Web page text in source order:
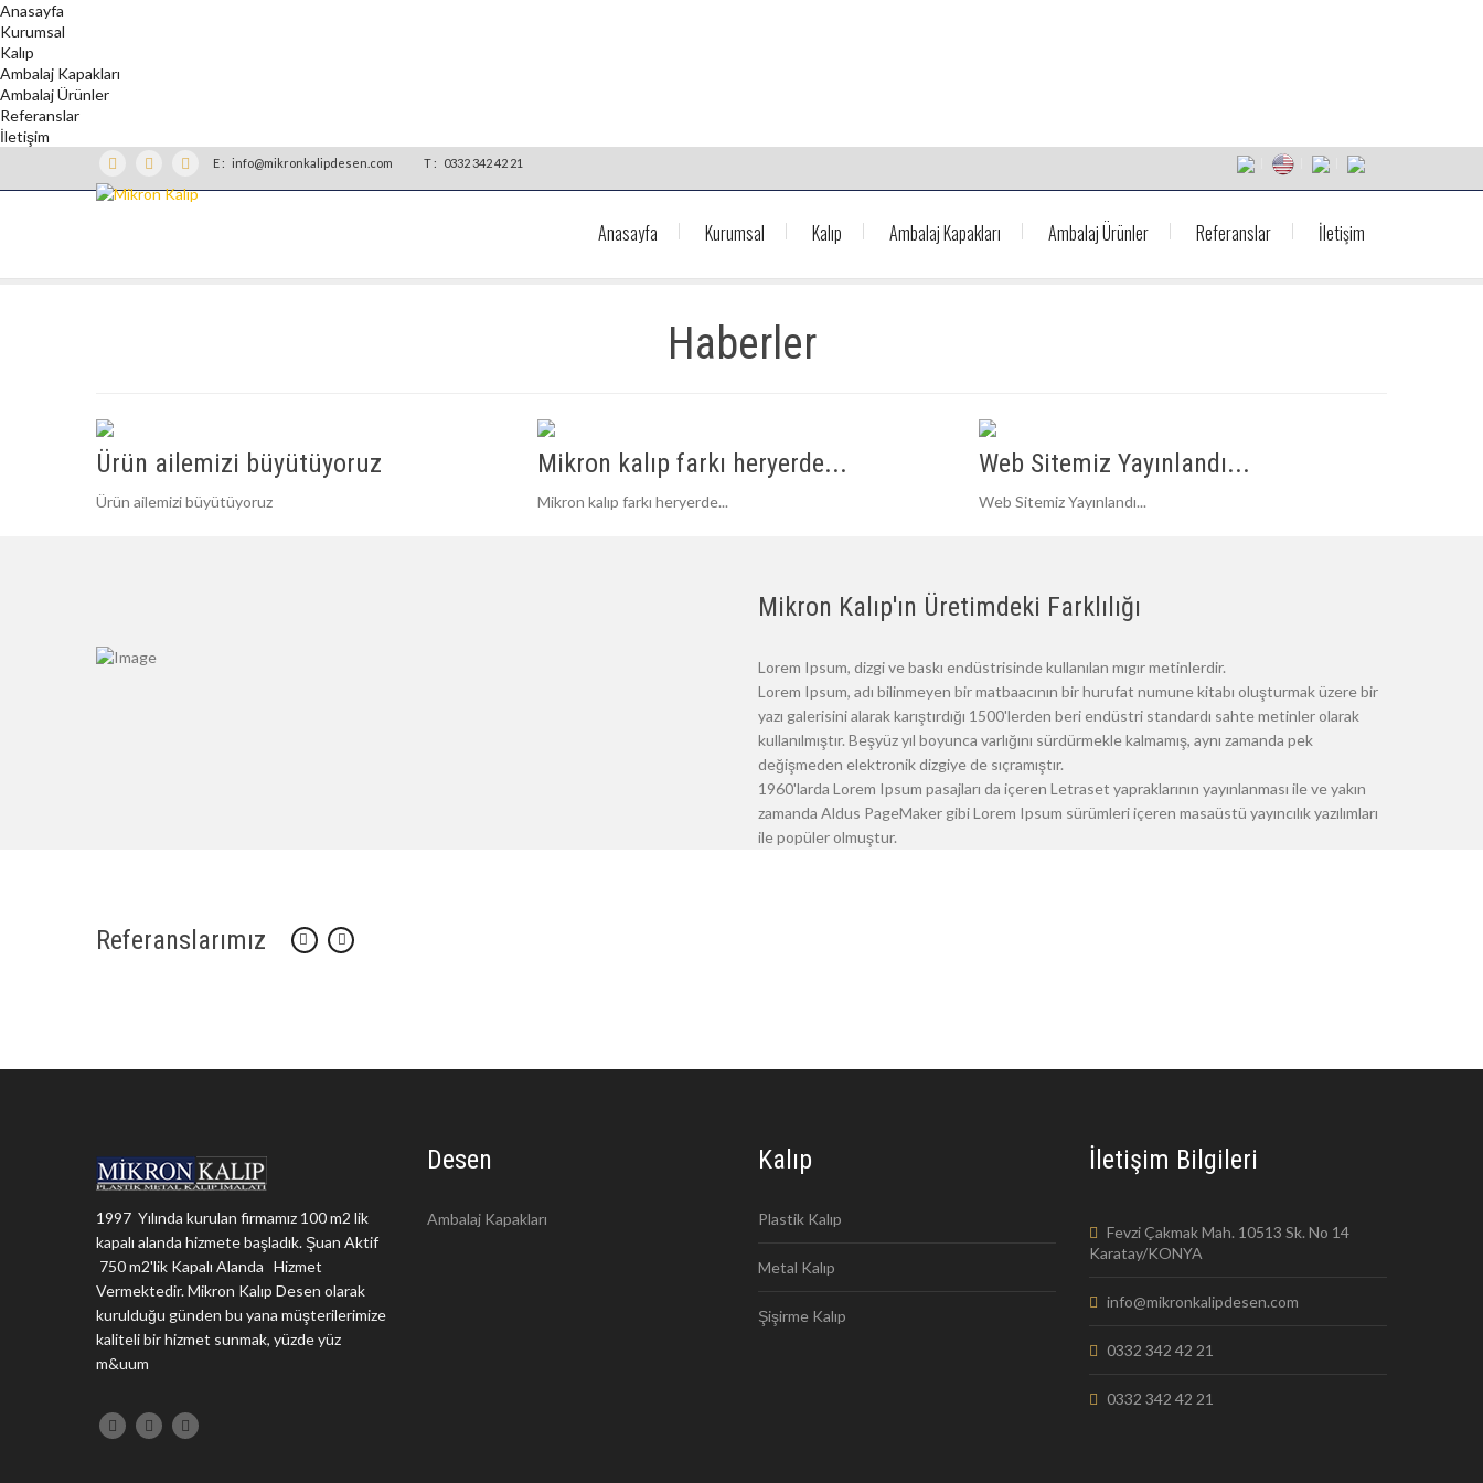
Anasayfa
Kurumsal
Kalıp
Ambalaj Kapakları
Ambalaj Ürünler
Referanslar
İletişim
E : info@mikronkalipdesen.com T : 0332 342 42 21
Anasayfa Kurumsal Kalıp Ambalaj Kapakları Ambalaj Ürünler Referanslar İletişim
Haberler
Ürün ailemizi büyütüyoruz
Ürün ailemizi büyütüyoruz
Mikron kalıp farkı heryerde...
Mikron kalıp farkı heryerde...
Web Sitemiz Yayınlandı...
Web Sitemiz Yayınlandı...
Mikron Kalıp'ın Üretimdeki Farklılığı
Lorem Ipsum, dizgi ve baskı endüstrisinde kullanılan mıgır metinlerdir.
Lorem Ipsum, adı bilinmeyen bir matbaacının bir hurufat numune kitabı oluşturmak üzere bir
yazı galerisini alarak karıştırdığı 1500'lerden beri endüstri standardı sahte metinler olarak
kullanılmıştır. Beşyüz yıl boyunca varlığını sürdürmekle kalmamış, aynı zamanda pek
değişmeden elektronik dizgiye de sıçramıştır.
1960'larda Lorem Ipsum pasajları da içeren Letraset yapraklarının yayınlanması ile ve yakın
zamanda Aldus PageMaker gibi Lorem Ipsum sürümleri içeren masaüstü yayıncılık yazılımları
ile popüler olmuştur.
Referanslarımız
1997 Yılında kurulan firmamız 100 m2 lik
kapalı alanda hizmete başladık. Şuan Aktif
750 m2'lik Kapalı Alanda Hizmet
Vermektedir. Mikron Kalıp Desen olarak
kurulduğu günden bu yana müşterilerimize
kaliteli bir hizmet sunmak, yüzde yüz
m&uum
Desen
Ambalaj Kapakları
Kalıp
Plastik Kalıp
Metal Kalıp
Şişirme Kalıp
İletişim Bilgileri
Fevzi Çakmak Mah. 10513 Sk. No 14
Karatay/KONYA
info@mikronkalipdesen.com
0332 342 42 21
0332 342 42 21